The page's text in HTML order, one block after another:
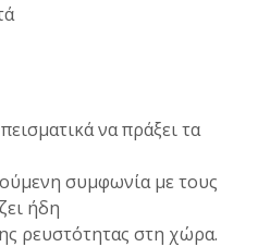
να πράξει τα
συμφωνία με τους
ήδη
ρευστότητας στη χώρα.